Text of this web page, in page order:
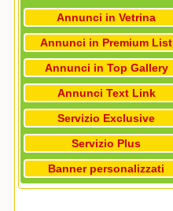
Annunci in Vetrina
Annunci in Premium List
Annunci in Top Gallery
Annunci Text Link
Servizio Exclusive
Servizio Plus
Banner personalizzati